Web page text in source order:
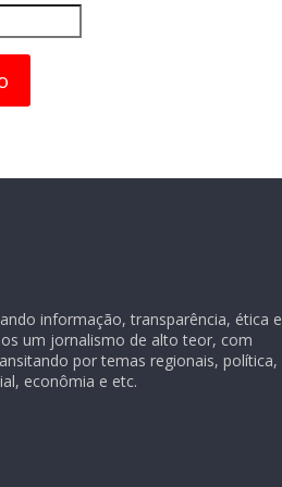
informação, transparência, ética e
um jornalismo de alto teor, com
por temas regionais, política,
econômia e etc.